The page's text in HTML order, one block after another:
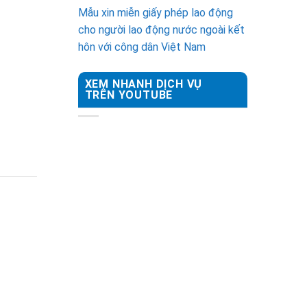
Mẫu xin miễn giấy phép lao động
cho người lao động nước ngoài kết
hôn với công dân Việt Nam
XEM NHANH DỊCH VỤ
TRÊN YOUTUBE